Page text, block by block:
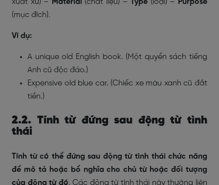
xuất xứ) – Material (chất liệu) –Type (loại) – Purpose
(mục đích).
Ví dụ:
A unique old English book. (Một quyển sách tiếng
Anh cũ độc đáo.)
Expensive old blue car. (Chiếc xe màu xanh cũ đắt
tiền.)
2.2. Tính từ đứng sau động từ tình
thái
Tính từ có thể đứng sau động từ tình thái chức năng
để mô tả hoặc bổ nghĩa cho chủ từ hoặc đối tượng
của động từ đó. Các động từ tình thái này thường liên